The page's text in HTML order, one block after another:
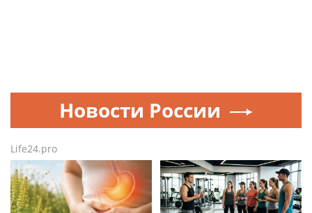
Новости России
Life24.pro